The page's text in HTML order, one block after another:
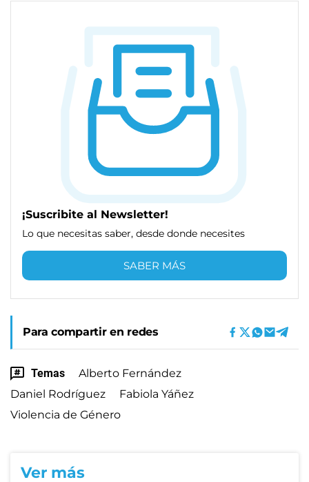
¡Suscribite al Newsletter!
Lo que necesitas saber, desde donde necesites
SABER MÁS
Para compartir en redes
Temas
Alberto Fernández
Daniel Rodríguez
Fabiola Yáñez
Violencia de Género
Ver más